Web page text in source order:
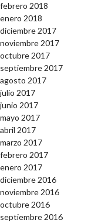
febrero 2018
enero 2018
diciembre 2017
noviembre 2017
octubre 2017
septiembre 2017
agosto 2017
julio 2017
junio 2017
mayo 2017
abril 2017
marzo 2017
febrero 2017
enero 2017
diciembre 2016
noviembre 2016
octubre 2016
septiembre 2016